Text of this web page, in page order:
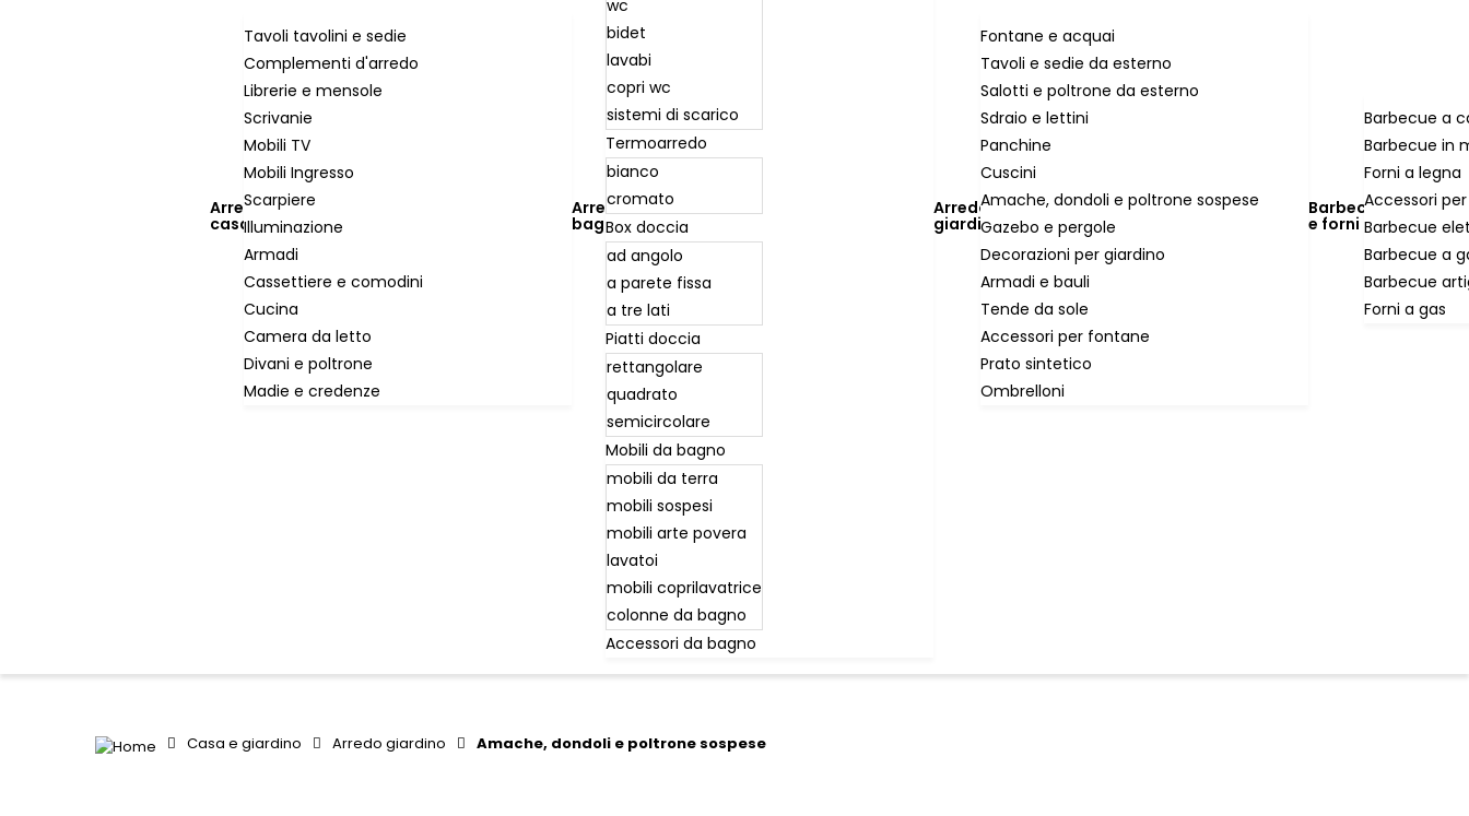
Arredo
casa
Tavoli tavolini e sedie
Complementi d'arredo
Librerie e mensole
Scrivanie
Mobili TV
Mobili Ingresso
Scarpiere
Illuminazione
Armadi
Cassettiere e comodini
Cucina
Camera da letto
Divani e poltrone
Madie e credenze
Arredo
bagno
wc
bidet
lavabi
copri wc
sistemi di scarico
Termoarredo
bianco
cromato
Box doccia
ad angolo
a parete fissa
a tre lati
Piatti doccia
rettangolare
quadrato
semicircolare
Mobili da bagno
mobili da terra
mobili sospesi
mobili arte povera
lavatoi
mobili coprilavatrice
colonne da bagno
Accessori da bagno
Arredo
giardino
Fontane e acquai
Tavoli e sedie da esterno
Salotti e poltrone da esterno
Sdraio e lettini
Panchine
Cuscini
Amache, dondoli e poltrone sospese
Gazebo e pergole
Decorazioni per giardino
Armadi e bauli
Tende da sole
Accessori per fontane
Prato sintetico
Ombrelloni
Barbecue
e forni
Barbecue a
Barbecue in
Forni a legna
Accessori
Barbecue
Barbecue a
Barbecue
Forni a gas
Casa e giardino Arredo giardino Amache, dondoli e poltrone sospese